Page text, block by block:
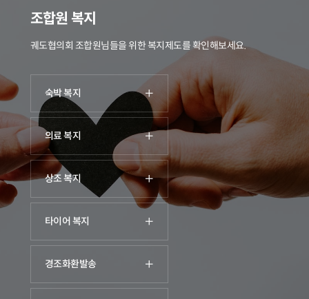
조합원 복지
궤도협의회 조합원님들을 위한 복지제도를 확인해보세요.
숙박 복지
의료 복지
상조 복지
타이어 복지
경조화환발송